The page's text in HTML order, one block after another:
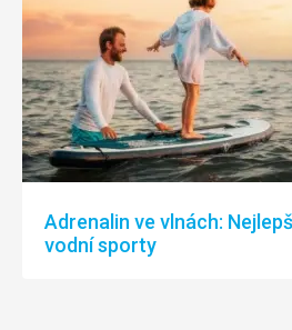
Adrenalin ve vlnách:
vodní sporty